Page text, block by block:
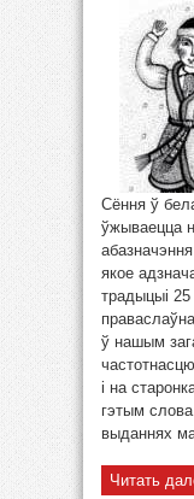
Сёння ў
ўжываецца
абазначэння
якое
традыцыі
ў нашым
і на
гэтым
выданнях
Читать